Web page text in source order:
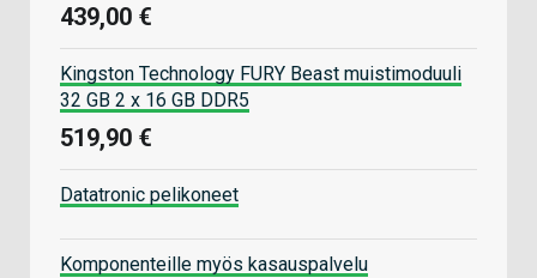
439,00 €
Kingston Technology FURY Beast muistimoduuli
32 GB 2 x 16 GB DDR5
519,90 €
Datatronic pelikoneet
Komponenteille myös kasauspalvelu